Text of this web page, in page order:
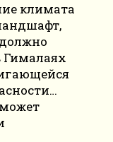
климата
Гималаях